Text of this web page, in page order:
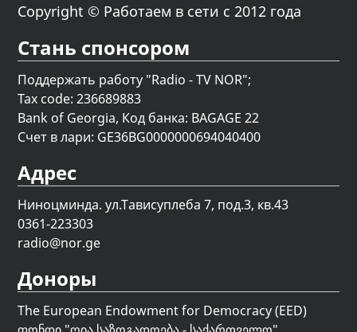
Copyright © Работаем в сети с 2012 года
Стань спонсором
Поддержать работу "Radio - TV NOR";
Tax code: 236689883
Bank of Georgia, Код банка: BAGAGE 22
Счет в лари: GE36BG0000000694040400
Адрес
Ниноцминда. ул.Тависуплеба 7, под.3, кв.43
0361-223303
radio@nor.ge
Доноры
The European Endowment for Democracy (EED)